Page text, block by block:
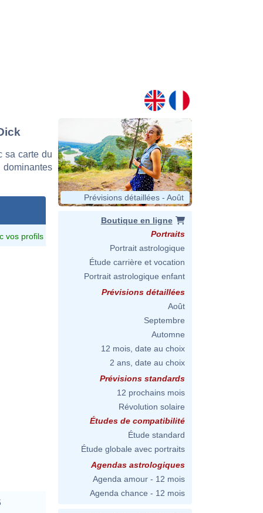
sa carte du
vos profils
Prévisions détaillées - Août
Boutique en ligne
Portraits
Portrait astrologique
Étude carrière et vocation
Portrait astrologique enfant
Prévisions détaillées
Août
Septembre
Automne
12 mois, date au choix
2 ans, date au choix
Prévisions standards
12 prochains mois
Révolution solaire
Études de compatibilité
Étude standard
Étude globale avec portraits
Agendas astrologiques
Agenda amour - 12 mois
Agenda chance - 12 mois